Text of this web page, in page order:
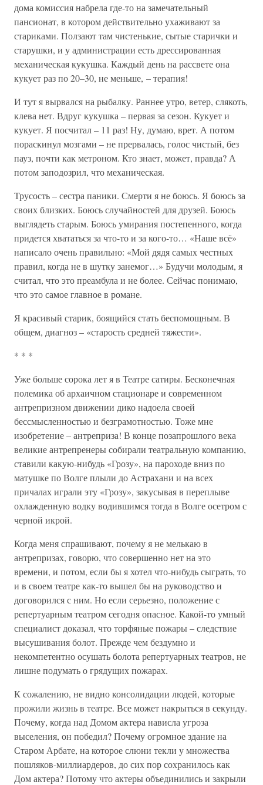
дома комиссия набрела где-то на замечательный
пансионат, в котором действительно ухаживают за
стариками. Ползают там чистенькие, сытые старички и
старушки, и у администрации есть дрессированная
механическая кукушка. Каждый день на рассвете она
кукует раз по 20–30, не меньше, – терапия!
И тут я вырвался на рыбалку. Раннее утро, ветер, слякоть,
клева нет. Вдруг кукушка – первая за сезон. Кукует и
кукует. Я посчитал – 11 раз! Ну, думаю, врет. А потом
пораскинул мозгами – не прервалась, голос чистый, без
пауз, почти как метроном. Кто знает, может, правда? А
потом заподозрил, что механическая.
Трусость – сестра паники. Смерти я не боюсь. Я боюсь за
своих близких. Боюсь случайностей для друзей. Боюсь
выглядеть старым. Боюсь умирания постепенного, когда
придется хвататься за что-то и за кого-то… «Наше всё»
написало очень правильно: «Мой дядя самых честных
правил, когда не в шутку занемог…» Будучи молодым, я
считал, что это преамбула и не более. Сейчас понимаю,
что это самое главное в романе.
Я красивый старик, боящийся стать беспомощным. В
общем, диагноз – «старость средней тяжести».
* * *
Уже больше сорока лет я в Театре сатиры. Бесконечная
полемика об архаичном стационаре и современном
антрепризном движении дико надоела своей
бессмысленностью и безграмотностью. Тоже мне
изобретение – антреприза! В конце позапрошлого века
великие антрепренеры собирали театральную компанию,
ставили какую-нибудь «Грозу», на пароходе вниз по
матушке по Волге плыли до Астрахани и на всех
причалах играли эту «Грозу», закусывая в переплыве
охлажденную водку водившимся тогда в Волге осетром с
черной икрой.
Когда меня спрашивают, почему я не мелькаю в
антрепризах, говорю, что совершенно нет на это
времени, и потом, если бы я хотел что-нибудь сыграть, то
и в своем театре как-то вышел бы на руководство и
договорился с ним. Но если серьезно, положение с
репертуарным театром сегодня опасное. Какой-то умный
специалист доказал, что торфяные пожары – следствие
высушивания болот. Прежде чем бездумно и
некомпетентно осушать болота репертуарных театров, не
лишне подумать о грядущих пожарах.
К сожалению, не видно консолидации людей, которые
прожили жизнь в театре. Все может накрыться в секунду.
Почему, когда над Домом актера нависла угроза
выселения, он победил? Почему огромное здание на
Старом Арбате, на которое слюни текли у множества
пошляков-миллиардеров, до сих пор сохранилось как
Дом актера? Потому что актеры объединились и закрыли